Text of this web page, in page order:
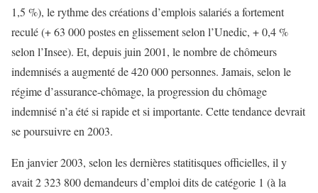
1,5 %), le rythme des créations d’emplois salariés a fortement
reculé (+ 63 000 postes en glissement selon l’Unedic, + 0,4 %
selon l’Insee). Et, depuis juin 2001, le nombre de chômeurs
indemnisés a augmenté de 420 000 personnes. Jamais, selon le
régime d’assurance-chômage, la progression du chômage
indemnisé n’a été si rapide et si importante. Cette tendance devrait
se poursuivre en 2003.
En janvier 2003, selon les dernières statitisques officielles, il y
avait 2 323 800 demandeurs d’emploi dits de catégorie 1 (à la